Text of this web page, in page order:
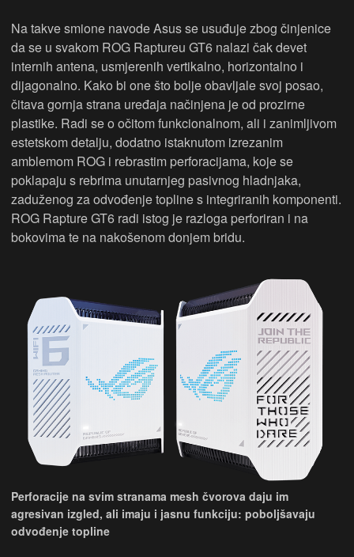
Na takve smione navode Asus se usuđuje zbog činjenice
da se u svakom ROG Raptureu GT6 nalazi čak devet
internih antena, usmjerenih vertikalno, horizontalno i
dijagonalno. Kako bi one što bolje obavljale svoj posao,
čitava gornja strana uređaja načinjena je od prozirne
plastike. Radi se o očitom funkcionalnom, ali i zanimljivom
estetskom detalju, dodatno istaknutom izrezanim
amblemom ROG i rebrastim perforacijama, koje se
poklapaju s rebrima unutarnjeg pasivnog hladnjaka,
zaduženog za odvođenje topline s integriranih komponenti.
ROG Rapture GT6 radi istog je razloga perforiran i na
bokovima te na nakošenom donjem bridu.
Perforacije na svim stranama mesh čvorova daju im
agresivan izgled, ali imaju i jasnu funkciju: poboljšavaju
odvođenje topline